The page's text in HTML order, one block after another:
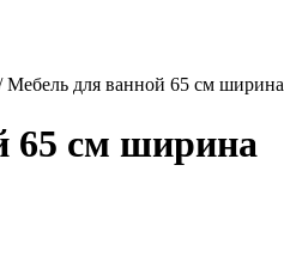
Мебель для ванной 65 см ширина
65 см ширина